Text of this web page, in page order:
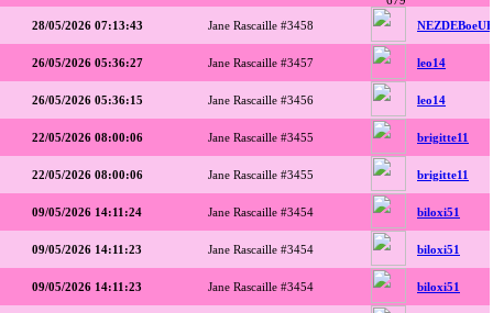
28/05/2026 07:13:43 Jane Rascaille #3458
26/05/2026 05:36:27 Jane Rascaille #3457 leo14
26/05/2026 05:36:15 Jane Rascaille #3456 leo14
22/05/2026 08:00:06 Jane Rascaille #3455 brigitte11
22/05/2026 08:00:06 Jane Rascaille #3455 brigitte11
09/05/2026 14:11:24 Jane Rascaille #3454 biloxi51
09/05/2026 14:11:23 Jane Rascaille #3454 biloxi51
09/05/2026 14:11:23 Jane Rascaille #3454 biloxi51